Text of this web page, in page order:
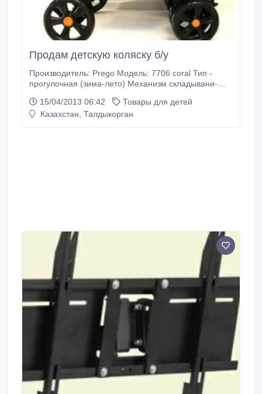
Продам детскую коляску б/у
Производитель: Prego Модель: 7706 coral Тип -
прогулочная (зима-лето) Механизм складывани-
ширина - 33 см, длинна лежа - 78 см. Колеса -
резиновые. Передние поворотные двойные.
15/04/2013 06:42
Товары для детей
Казахстан, Талдыкорган